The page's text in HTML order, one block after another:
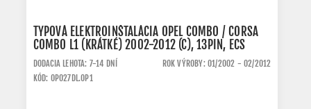
TYPOVÁ ELEKTROINŠTALÁCIA OPEL COMBO / CORSA
COMBO L1 (KRÁTKÉ) 2002-2012 (C), 13PIN, ECS
DODACIA LEHOTA: 7-14 DNÍ
ROK VÝROBY: 01/2002 - 02/2012
KÓD: OP027DL.OP1